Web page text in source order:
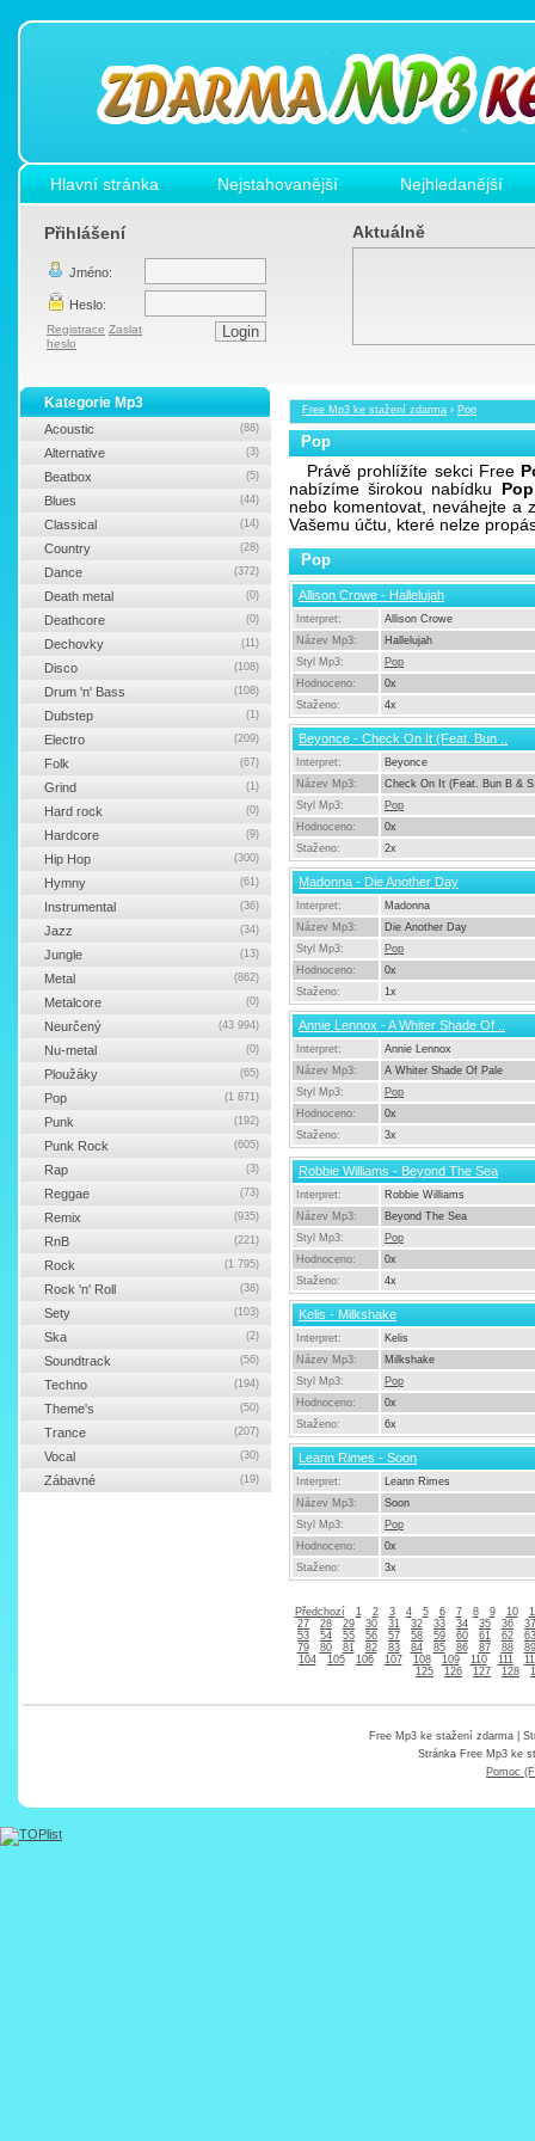
Hlavní stránka Nejstahovanější Nejhledanější
Přihlášení
Jméno:
Heslo:
Registrace Zaslat
heslo
Aktuálně
Free Mp3 ke stažení zdarma › Pop
Pop
Právě prohlížíte sekci Free
nabízíme širokou nabídku
Pop
nebo komentovat, neváhejte a
Vašemu účtu, které nelze
Pop
Allison Crowe - Hallelujah
Interpret:
Allison Crowe
Název Mp3:
Hallelujah
Styl Mp3:
Pop
Hodnoceno:
0x
Staženo:
4x
Beyonce - Check On It (Feat. Bun ..
Interpret:
Beyonce
Název Mp3:
Check On It (Feat. Bun B &
Styl Mp3:
Pop
Hodnoceno:
0x
Staženo:
2x
Madonna - Die Another Day
Interpret:
Madonna
Název Mp3:
Die Another Day
Styl Mp3:
Pop
Hodnoceno:
0x
Staženo:
1x
Annie Lennox - A Whiter Shade Of ..
Interpret:
Annie Lennox
Název Mp3:
A Whiter Shade Of Pale
Styl Mp3:
Pop
Hodnoceno:
0x
Staženo:
3x
Robbie Williams - Beyond The Sea
Interpret:
Robbie Williams
Název Mp3:
Beyond The Sea
Styl Mp3:
Pop
Hodnoceno:
0x
Staženo:
4x
Kelis - Milkshake
Interpret:
Kelis
Název Mp3:
Milkshake
Styl Mp3:
Pop
Hodnoceno:
0x
Staženo:
6x
Leann Rimes - Soon
Interpret:
Leann Rimes
Název Mp3:
Soon
Styl Mp3:
Pop
Hodnoceno:
0x
Staženo:
3x
Předchozí 1 2 3 4 5 6 7 8 9 10
27
28 29 30 31 32 33 34 35 36
37
53
54 55 56 57 58 59 60 61 62
63
79
80 81 82 83 84 85 86 87 88
89
104
105 106 107 108 109 110 111
125
126 127 128
Kategorie Mp3
Acoustic (88)
Alternative (3)
Beatbox (5)
Blues (44)
Classical (14)
Country (28)
Dance (372)
Death metal (0)
Deathcore (0)
Dechovky (11)
Disco (108)
Drum 'n' Bass (108)
Dubstep (1)
Electro (209)
Folk (67)
Grind (1)
Hard rock (0)
Hardcore (9)
Hip Hop (300)
Hymny (61)
Instrumental (36)
Jazz (34)
Jungle (13)
Metal (862)
Metalcore (0)
Neurčený (43 994)
Nu-metal (0)
Ploužáky (65)
Pop (1 871)
Punk (192)
Punk Rock (605)
Rap (3)
Reggae (73)
Remix (935)
RnB (221)
Rock (1 795)
Rock 'n' Roll (38)
Sety (103)
Ska (2)
Soundtrack (56)
Techno (194)
Theme's (50)
Trance (207)
Vocal (30)
Zábavné (19)
Free Mp3 ke stažení zdarma|
Stránka Free Mp3 ke
Pomoc